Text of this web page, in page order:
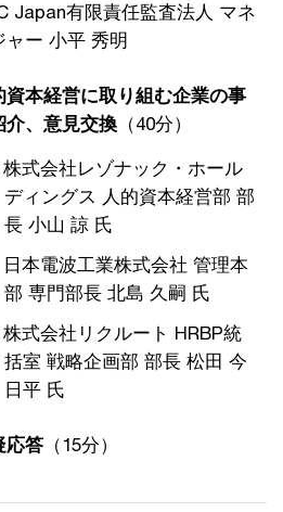
Japan有限責任監査法人 マネ
ャー 小平 秀明
資本経営に取り組む企業の事
介、意見交換 （40分）
株式会社レゾナック・ホール
ディングス 人的資本経営部 部
長 小山 諒 氏
日本電波工業株式会社 管理本
部 専門部長 北島 久嗣 氏
株式会社リクルート HRBP統
括室 戦略企画部 部長 松田 今
日平 氏
応答 （15分）